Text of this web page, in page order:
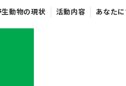
動物の現状 活動内容 あなた